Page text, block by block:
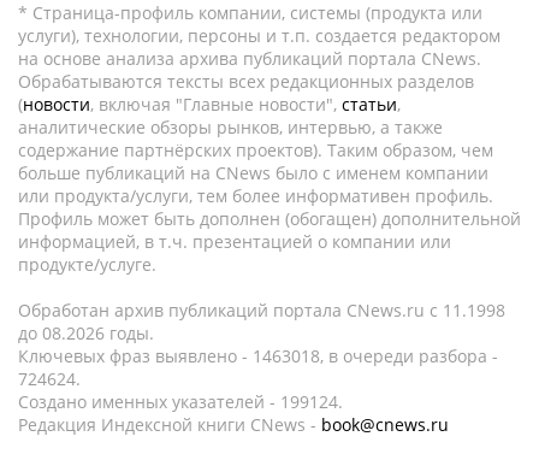
* Страница-профиль компании, системы (продукта или
услуги), технологии, персоны и т.п. создается редактором
на основе анализа архива публикаций портала CNews.
Обрабатываются тексты всех редакционных разделов
(новости, включая "Главные новости", статьи,
аналитические обзоры рынков, интервью, а также
содержание партнёрских проектов). Таким образом, чем
больше публикаций на CNews было с именем компании
или продукта/услуги, тем более информативен профиль.
Профиль может быть дополнен (обогащен) дополнительной
информацией, в т.ч. презентацией о компании или
продукте/услуге.
Обработан архив публикаций портала CNews.ru c 11.1998
до 08.2026 годы.
Ключевых фраз выявлено - 1463018, в очереди разбора -
724624.
Создано именных указателей - 199124.
Редакция Индексной книги CNews - book@cnews.ru